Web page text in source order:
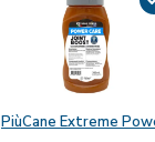
PiùCane Extreme